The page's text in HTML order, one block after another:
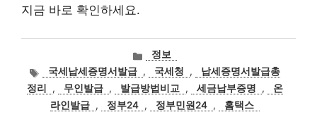
지금 바로 확인하세요.
카
고
리
정보
태
그
국세납세증명서발급 , 국세청 ,
납세증명서발급총
정리
, 무인발급 , 발급방법비교 , 세금납부증명 ,
온
라인발급 , 정부24 , 정부민원24 , 홈택스